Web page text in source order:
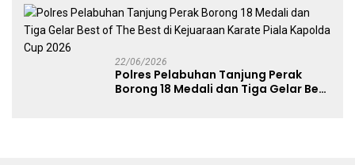
untuk Bangsa
22/06/2026
Polres Pelabuhan Tanjung Perak
Borong 18 Medali dan Tiga Gelar Best